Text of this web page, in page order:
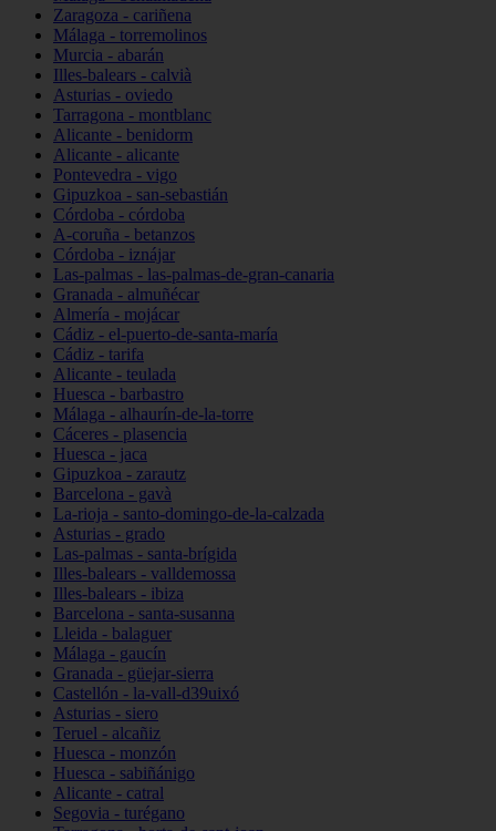
Zaragoza - cariñena
Málaga - torremolinos
Murcia - abarán
Illes-balears - calvià
Asturias - oviedo
Tarragona - montblanc
Alicante - benidorm
Alicante - alicante
Pontevedra - vigo
Gipuzkoa - san-sebastián
Córdoba - córdoba
A-coruña - betanzos
Córdoba - iznájar
Las-palmas - las-palmas-de-gran-canaria
Granada - almuñécar
Almería - mojácar
Cádiz - el-puerto-de-santa-maría
Cádiz - tarifa
Alicante - teulada
Huesca - barbastro
Málaga - alhaurín-de-la-torre
Cáceres - plasencia
Huesca - jaca
Gipuzkoa - zarautz
Barcelona - gavà
La-rioja - santo-domingo-de-la-calzada
Asturias - grado
Las-palmas - santa-brígida
Illes-balears - valldemossa
Illes-balears - ibiza
Barcelona - santa-susanna
Lleida - balaguer
Málaga - gaucín
Granada - güejar-sierra
Castellón - la-vall-d39uixó
Asturias - siero
Teruel - alcañiz
Huesca - monzón
Huesca - sabiñánigo
Alicante - catral
Segovia - turégano